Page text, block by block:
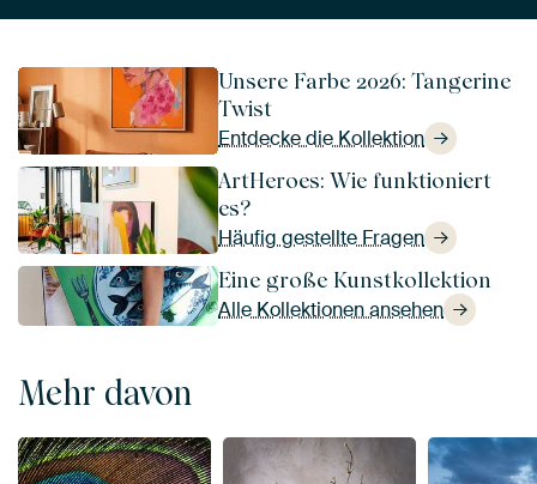
Unsere Farbe 2026: Tangerine
Twist
Entdecke die Kollektion
ArtHeroes: Wie funktioniert
es?
Häufig gestellte Fragen
Eine große Kunstkollektion
Alle Kollektionen ansehen
Mehr davon